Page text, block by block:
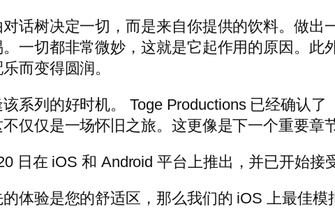
话树决定一切，而是来自你提供的饮料。做
一切都非常微妙，这就是它起作用的原因。
而变得圆润。
系列的好时机。 Toge Productions 已经确认
仅仅是一场怀旧之旅。这更像是下一个重要章
日在 iOS 和 Android 平台上推出，并已开始接
体验是您的舒适区，那么我们的 iOS 上最佳模